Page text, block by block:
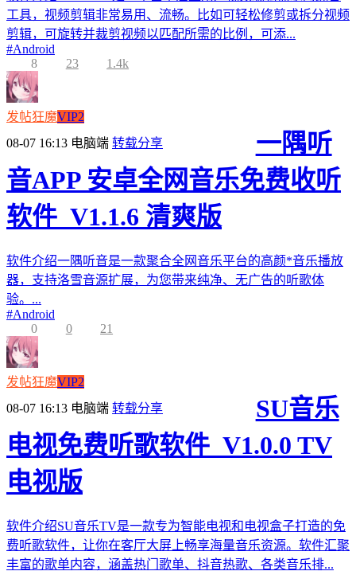
工具，视频剪辑非常易用、流畅。比如可轻松修剪或拆分视频
剪辑，可旋转并裁剪视频以匹配所需的比例，可添...
#Android
8
23 1.4k
发帖狂魔VIP2
08-07 16:13 电脑端 转载分享
一隅听
音APP 安卓全网音乐免费收听
软件_V1.1.6 清爽版
软件介绍一隅听音是一款聚合全网音乐平台的高颜*音乐播放
器，支持洛雪音源扩展，为您带来纯净、无广告的听歌体
验。...
#Android
0
0 21
发帖狂魔VIP2
08-07 16:13 电脑端 转载分享
SU音乐
电视免费听歌软件_V1.0.0 TV
电视版
软件介绍SU音乐TV是一款专为智能电视和电视盒子打造的免
费听歌软件，让你在客厅大屏上畅享海量音乐资源。软件汇聚
丰富的歌单内容，涵盖热门歌单、抖音热歌、各类音乐排...